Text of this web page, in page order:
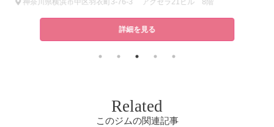
神奈川県横浜市中区羽衣町3-76-3 アクセラ21ビル 8階
詳細を見る
Related
このジムの関連記事